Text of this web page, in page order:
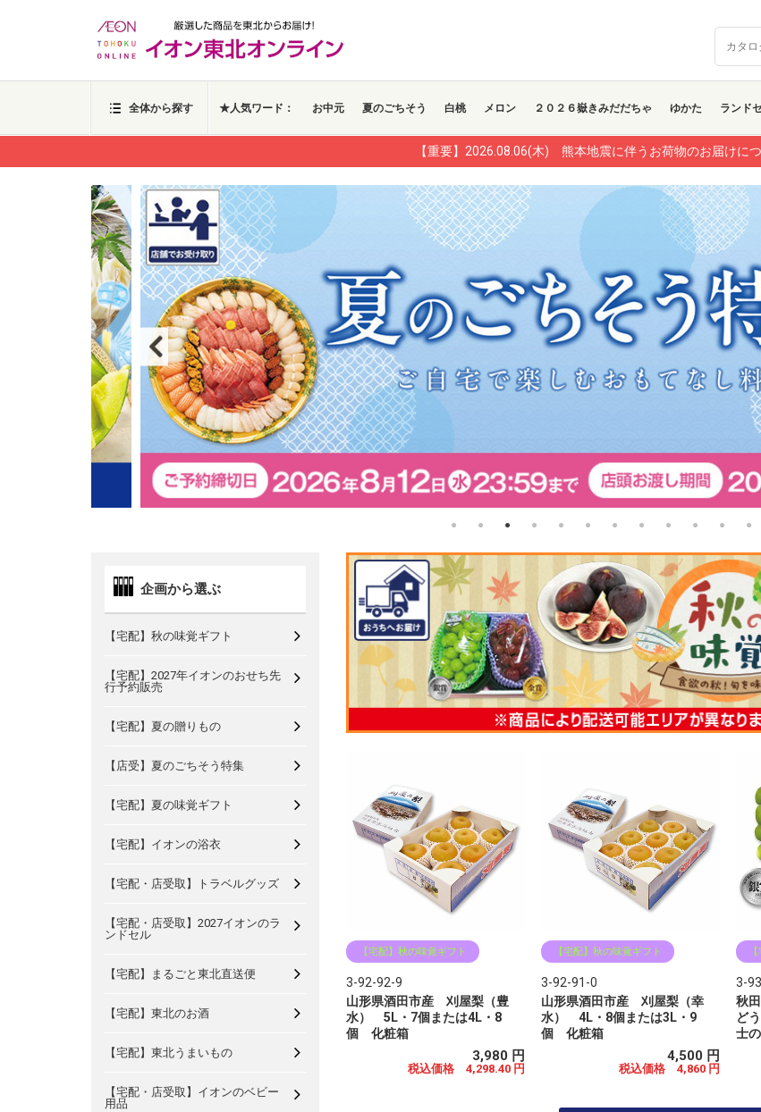
全体から探す ★人気ワード： お中元 夏のごちそう 白桃 メロン ２０２６嶽きみだだちゃ ゆかた ランド
【重要】2026.08.06(木) 熊本地震に伴うお荷物のお届けにつ
【重要】2026.08.06(木) 熊本地震に伴うお荷物のお届けに
【重要】2026.08.06(木) 熊本地震に伴うお荷物のお届けに
企画から選ぶ
【宅配】秋の味覚ギフト
【宅配】2027年イオンのおせち先
行予約販売
【宅配】夏の贈りもの
【店受】夏のごちそう特集
【宅配】夏の味覚ギフト
【宅配】イオンの浴衣
【宅配・店受取】トラベルグッズ
【宅配・店受取】2027イオンのラ
ンドセル
【宅配】まるごと東北直送便
【宅配】東北のお酒
【宅配】東北うまいもの
【宅配・店受取】イオンのベビー
用品
【宅配】秋の味覚ギフト
3-92-92-9
山形県酒田市産 刈屋梨（豊
水） 5L・7個または4L・8
個 化粧箱
3,980 円
税込価格 4,298.40 円
【宅配】秋の味覚ギフト
3-92-91-0
山形県酒田市産 刈屋梨（幸
水） 4L・8個または3L・9
個 化粧箱
4,500 円
税込価格 4,860 円
3-
秋
ど
士